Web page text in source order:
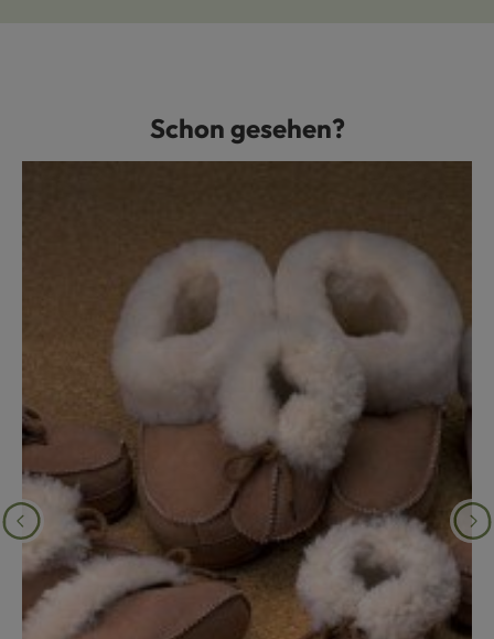
Produktgalerie überspringenSchon gesehen?